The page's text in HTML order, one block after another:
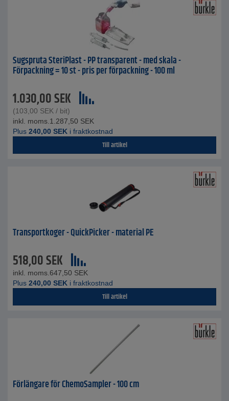
Sugspruta SteriPlast - PP transparent - med skala -
Förpackning = 10 st - pris per förpackning - 100 ml
1.030,00SEK
(103,00 SEK / bit)
inkl. moms. 1.287,50 SEK
Plus 240,00 SEK i fraktkostnad
Till artikel
Transportkoger - QuickPicker - material PE
518,00SEK
inkl. moms. 647,50 SEK
Plus 240,00 SEK i fraktkostnad
Till artikel
Förlängare för ChemoSampler - 100 cm